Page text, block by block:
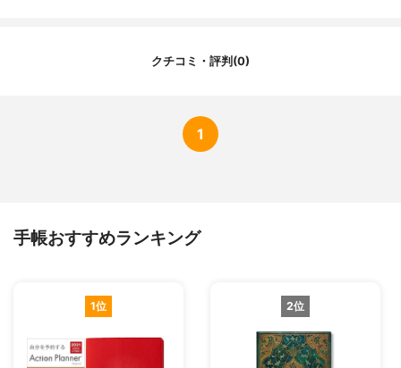
クチコミ・評判(0)
1
手帳おすすめランキング
1位 2位